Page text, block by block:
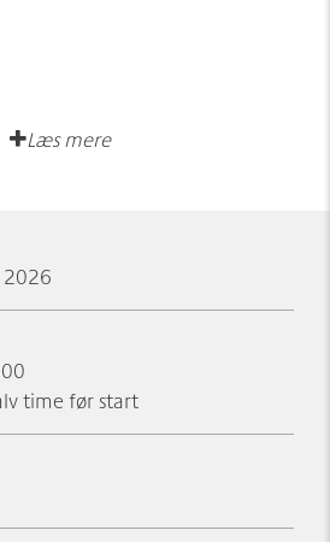
Læs mere
2026
time før start